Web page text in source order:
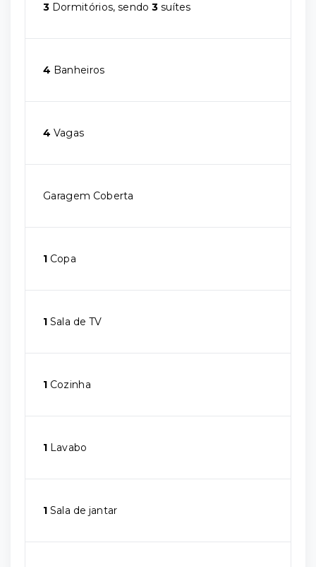
3 Dormitórios, sendo3 suítes
4 Banheiros
4 Vagas
Garagem Coberta
1 Copa
1 Sala de TV
1 Cozinha
1 Lavabo
1 Sala de jantar